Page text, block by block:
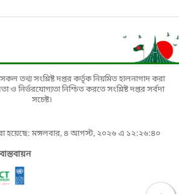
তথ্য সংশ্লিষ্ট দপ্তর কর্তৃক নিয়মিত হালনাগাদ করা
ও নির্ভরযোগ্যতা নিশ্চিত করতে সংশ্লিষ্ট দপ্তর সর্বদা
সচেষ্ট।
হয়েছে: মঙ্গলবার, ৪ আগস্ট, ২০২৬ এ ১২:২৬:৪০